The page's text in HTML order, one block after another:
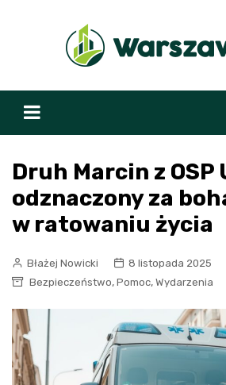
Druh Marcin z OSP
odznaczony za
w ratowaniu życia
Błażej Nowicki
8 listopada 2025
Bezpieczeństwo, Pomoc, Wydarzenia